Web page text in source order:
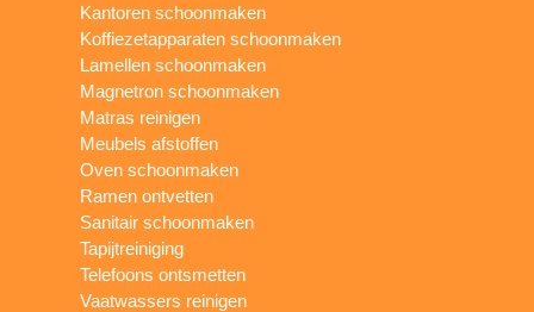
Kantoren schoonmaken
Koffiezetapparaten schoonmaken
Lamellen schoonmaken
Magnetron schoonmaken
Matras reinigen
Meubels afstoffen
Oven schoonmaken
Ramen ontvetten
Sanitair schoonmaken
Tapijtreiniging
Telefoons ontsmetten
Vaatwassers reinigen